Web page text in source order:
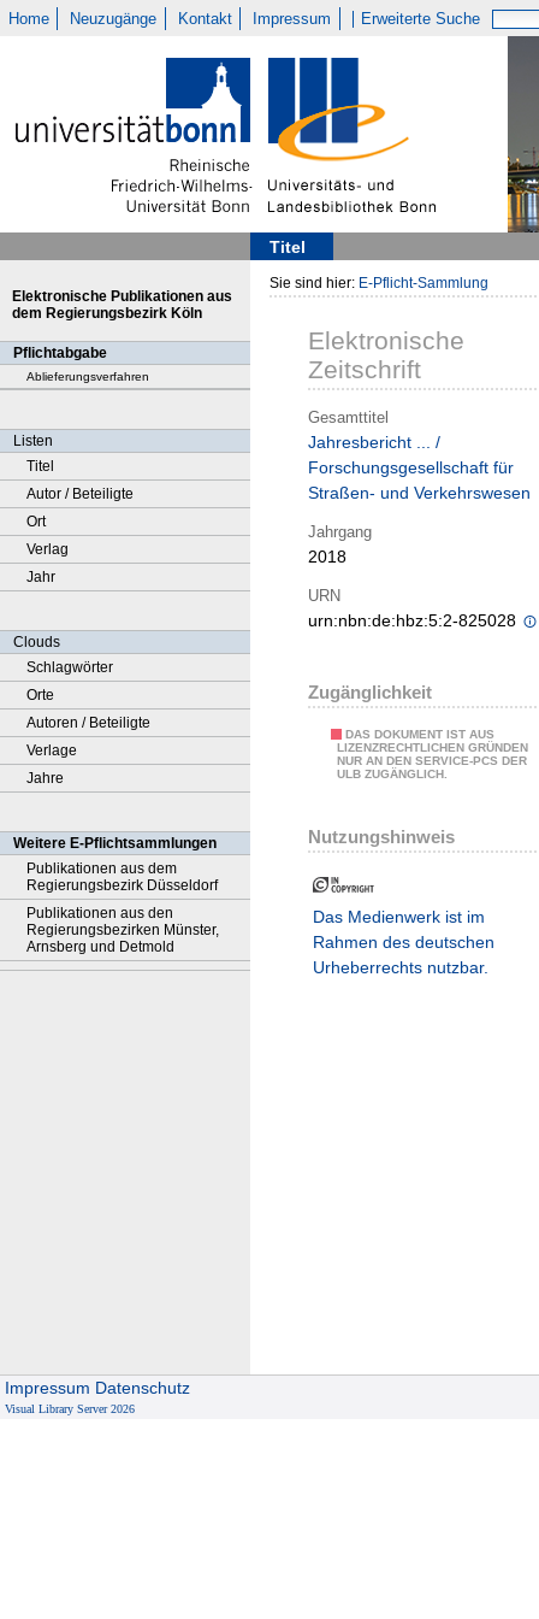
Home Neuzugänge Kontakt Impressum Erweiterte Suche
Titel
Elektronische Publikationen aus
dem Regierungsbezirk Köln
Pflichtabgabe
Ablieferungsverfahren
Listen
Titel
Autor / Beteiligte
Ort
Verlag
Jahr
Clouds
Schlagwörter
Orte
Autoren / Beteiligte
Verlage
Jahre
Weitere E-Pflichtsammlungen
Publikationen aus dem
Regierungsbezirk Düsseldorf
Publikationen aus den
Regierungsbezirken Münster,
Arnsberg und Detmold
Sie sind hier: E-Pflicht-Sammlung
Elektronische
Zeitschrift
Gesamttitel
Jahresbericht ... /
Forschungsgesellschaft für
Straßen- und Verkehrswesen
Jahrgang
2018
URN
urn:nbn:de:hbz:5:2-825028
Zugänglichkeit
DAS DOKUMENT IST AUS
LIZENZRECHTLICHEN GRÜNDEN
NUR AN DEN SERVICE-PCS DER
ULB ZUGÄNGLICH.
Nutzungshinweis
Das Medienwerk ist im
Rahmen des deutschen
Urheberrechts nutzbar.
Impressum Datenschutz
Visual Library Server 2026